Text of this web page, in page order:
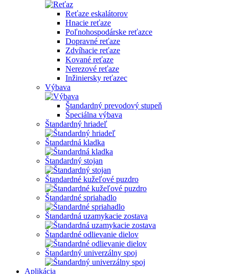
Reťaze eskalátorov
Hnacie reťaze
Poľnohospodárske reťazce
Dopravné reťaze
Zdvíhacie reťaze
Kované reťaze
Nerezové reťaze
Inžiniersky reťazec
Výbava
Štandardný prevodový stupeň
Špeciálna výbava
Štandardný hriadeľ
Štandardná kladka
Štandardný stojan
Štandardné kužeľové puzdro
Štandardné spriahadlo
Štandardná uzamykacie zostava
Štandardné odlievanie dielov
Štandardný univerzálny spoj
Aplikácia